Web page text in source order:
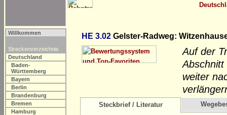
Willkommen
Streckenverzeichnis
Deutschland
Baden-
Württemberg
Bayern
Berlin
Brandenburg
Bremen
Hamburg
HE 3.02 Gelster-Radweg:
Auf der
Abschnitt
weiter
Steckbrief / Literatur